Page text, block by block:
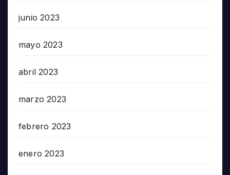
junio 2023
mayo 2023
abril 2023
marzo 2023
febrero 2023
enero 2023